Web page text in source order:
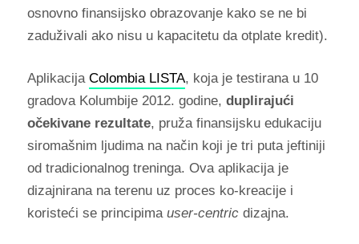
osnovno finansijsko obrazovanje kako se ne bi
zaduživali ako nisu u kapacitetu da otplate kredit).
Aplikacija Colombia LISTA, koja je testirana u 10
gradova Kolumbije 2012. godine, duplirajući
očekivane rezultate, pruža finansijsku edukaciju
siromašnim ljudima na način koji je tri puta jeftiniji
od tradicionalnog treninga. Ova aplikacija je
dizajnirana na terenu uz proces ko-kreacije i
koristeći se principima user-centricdizajna.